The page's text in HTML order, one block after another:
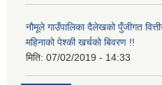
नौमूले गाउँपालिका दैलेखको पुँजीगत
महिनाको पेश्की खर्चको बिवरण !!
मिति: 07/02/2019 - 14:33